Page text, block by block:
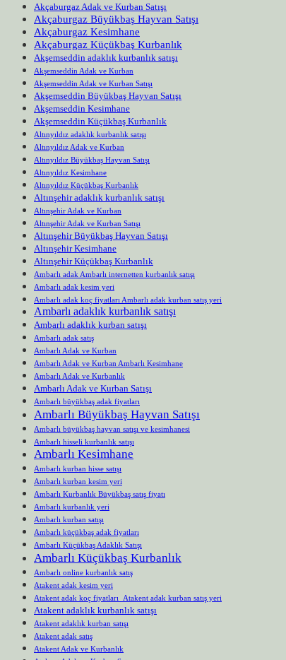
Akçaburgaz Adak ve Kurban Satışı
Akçaburgaz Büyükbaş Hayvan Satışı
Akçaburgaz Kesimhane
Akçaburgaz Küçükbaş Kurbanlık
Akşemseddin adaklık kurbanlık satışı
Akşemseddin Adak ve Kurban
Akşemseddin Adak ve Kurban Satışı
Akşemseddin Büyükbaş Hayvan Satışı
Akşemseddin Kesimhane
Akşemseddin Küçükbaş Kurbanlık
Altınyıldız adaklık kurbanlık satışı
Altınyıldız Adak ve Kurban
Altınyıldız Büyükbaş Hayvan Satışı
Altınyıldız Kesimhane
Altınyıldız Küçükbaş Kurbanlık
Altınşehir adaklık kurbanlık satışı
Altınşehir Adak ve Kurban
Altınşehir Adak ve Kurban Satışı
Altınşehir Büyükbaş Hayvan Satışı
Altınşehir Kesimhane
Altınşehir Küçükbaş Kurbanlık
Ambarlı adak Ambarlı internetten kurbanlık satışı
Ambarlı adak kesim yeri
Ambarlı adak koç fiyatları Ambarlı adak kurban satış yeri
Ambarlı adaklık kurbanlık satışı
Ambarlı adaklık kurban satışı
Ambarlı adak satış
Ambarlı Adak ve Kurban
Ambarlı Adak ve Kurban Ambarlı Kesimhane
Ambarlı Adak ve Kurbanlık
Ambarlı Adak ve Kurban Satışı
Ambarlı büyükbaş adak fiyatları
Ambarlı Büyükbaş Hayvan Satışı
Ambarlı büyükbaş hayvan satışı ve kesimhanesi
Ambarlı hisseli kurbanlık satışı
Ambarlı Kesimhane
Ambarlı kurban hisse satışı
Ambarlı kurban kesim yeri
Ambarlı Kurbanlık Büyükbaş satış fiyatı
Ambarlı kurbanlık yeri
Ambarlı kurban satışı
Ambarlı küçükbaş adak fiyatları
Ambarlı Küçükbaş Adaklık Satışı
Ambarlı Küçükbaş Kurbanlık
Ambarlı online kurbanlık satış
Atakent adak kesim yeri
Atakent adak koç fiyatları Atakent adak kurban satış yeri
Atakent adaklık kurbanlık satışı
Atakent adaklık kurban satışı
Atakent adak satış
Atakent Adak ve Kurbanlık